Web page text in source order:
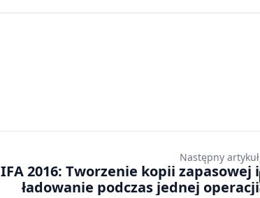
Następny artykuł
IFA 2016: Tworzenie kopii zapasowej i
ładowanie podczas jednej operacji